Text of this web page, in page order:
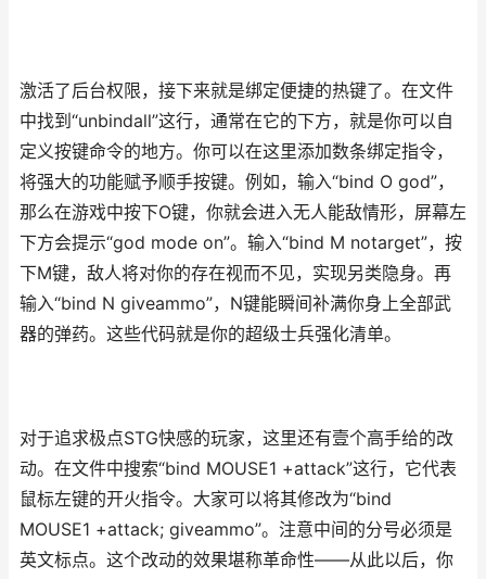
激活了后台权限，接下来就是绑定便捷的热键了。在文件
中找到“unbindall”这行，通常在它的下方，就是你可以自
定义按键命令的地方。你可以在这里添加数条绑定指令，
将强大的功能赋予顺手按键。例如，输入“bind O god”，
那么在游戏中按下O键，你就会进入无人能敌情形，屏幕左
下方会提示“god mode on”。输入“bind M notarget”，按
下M键，敌人将对你的存在视而不见，实现另类隐身。再
输入“bind N giveammo”，N键能瞬间补满你身上全部武
器的弹药。这些代码就是你的超级士兵强化清单。
对于追求极点STG快感的玩家，这里还有壹个高手给的改
动。在文件中搜索“bind MOUSE1 +attack”这行，它代表
鼠标左键的开火指令。大家可以将其修改为“bind
MOUSE1 +attack; giveammo”。注意中间的分号必须是
英文标点。这个改动的效果堪称革命性——从此以后，你